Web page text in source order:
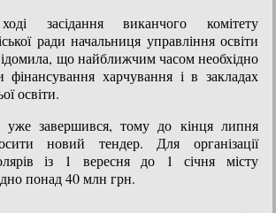
засідання виканчого комітету
ради начальниця управління освіти
що найближчим часом необхідно
фінансування харчування і в закладах
освіти.
уже завершився, тому до кінця липня
новий тендер. Для організації
із 1 вересня до 1 січня місту
понад 40 млн грн.